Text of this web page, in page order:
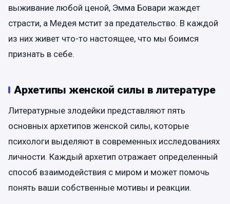
выживание любой ценой, Эмма Бовари жаждет
страсти, а Медея мстит за предательство. В каждой
из них живет что-то настоящее, что мы боимся
признать в себе.
Архетипы женской силы в литературе
Литературные злодейки представляют пять
основных архетипов женской силы, которые
психологи выделяют в современных исследованиях
личности. Каждый архетип отражает определенный
способ взаимодействия с миром и может помочь
понять ваши собственные мотивы и реакции.